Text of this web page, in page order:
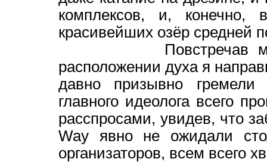
комплексов, и, конечно,
красивейших озёр средней
Повстречав массу
расположении духа я
давно призывно гремели
главного идеолога всего
расспросами, увидев, что
Way явно не ожидали
организаторов, всем всего